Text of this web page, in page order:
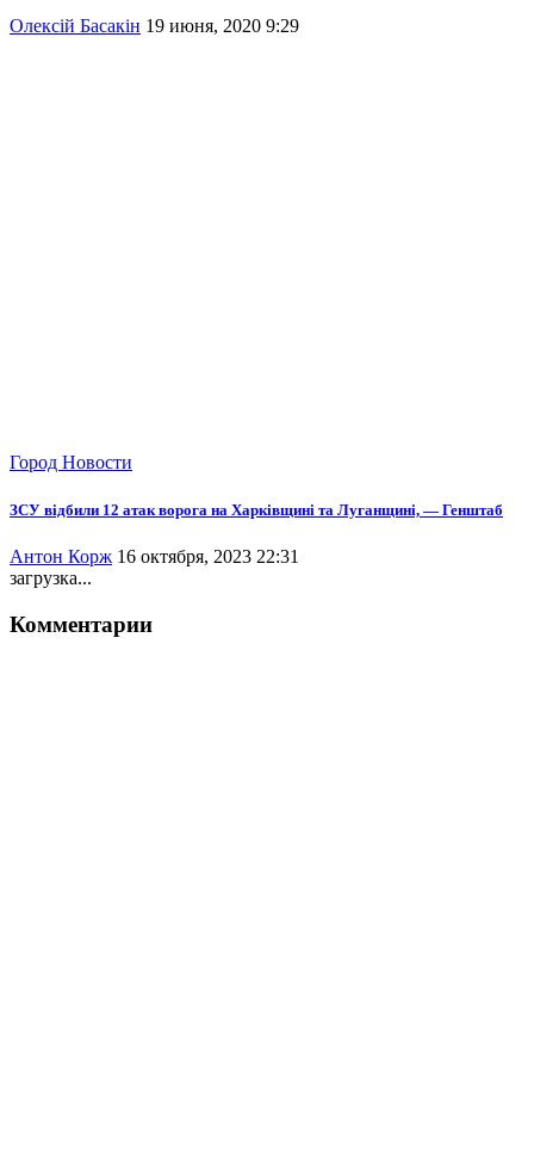
Олексій Басакін 19 июня, 2020 9:29
Город Новости
ЗСУ відбили 12 атак ворога на Харківщині та Луганщині, — Генштаб
Антон Корж 16 октября, 2023 22:31
загрузка...
Комментарии